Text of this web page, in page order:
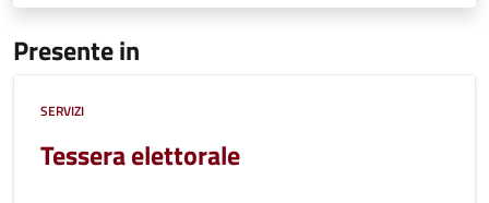
Presente in
SERVIZI
Tessera elettorale